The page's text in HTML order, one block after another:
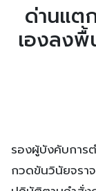
ด่านแต
เองลง
รองผู้บังคับการ
กวดขันวินัยจรา